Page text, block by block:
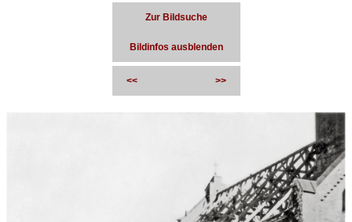
Zur Bildsuche
Bildinfos ausblenden
<< >>